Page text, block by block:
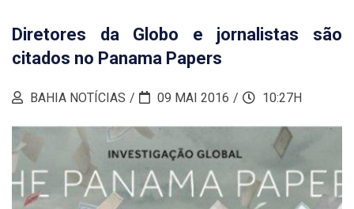
Diretores da Globo e jornalistas são
citados no Panama Papers
BAHIA NOTÍCIAS 09 MAI 2016 10:27H